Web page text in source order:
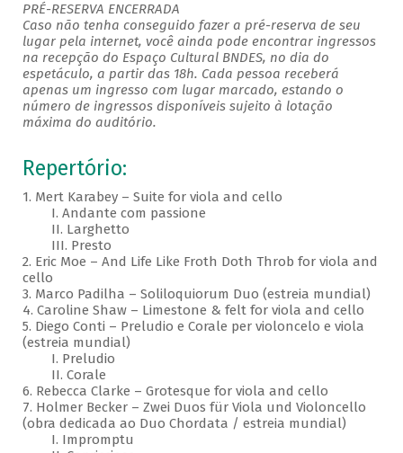
PRÉ-RESERVA ENCERRADA
Caso não tenha conseguido fazer a pré-reserva de seu
lugar pela internet, você ainda pode encontrar ingressos
na recepção do Espaço Cultural BNDES, no dia do
espetáculo, a partir das 18h. Cada pessoa receberá
apenas um ingresso com lugar marcado, estando o
número de ingressos disponíveis sujeito à lotação
máxima do auditório.
Repertório:
1. Mert Karabey – Suite for viola and cello
I. Andante com passione
II. Larghetto
III. Presto
2. Eric Moe – And Life Like Froth Doth Throb for viola and
cello
3. Marco Padilha – Soliloquiorum Duo (estreia mundial)
4. Caroline Shaw – Limestone & felt for viola and cello
5. Diego Conti – Preludio e Corale per violoncelo e viola
(estreia mundial)
I. Preludio
II. Corale
6. Rebecca Clarke – Grotesque for viola and cello
7. Holmer Becker – Zwei Duos für Viola und Violoncello
(obra dedicada ao Duo Chordata / estreia mundial)
I. Impromptu